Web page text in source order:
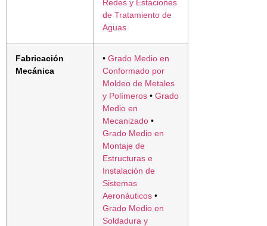
Redes y Estaciones
de Tratamiento de
Aguas
Fabricación
Mecánica
• Grado Medio en
Conformado por
Moldeo de Metales
y Polímeros • Grado
Medio en
Mecanizado •
Grado Medio en
Montaje de
Estructuras e
Instalación de
Sistemas
Aeronáuticos •
Grado Medio en
Soldadura y